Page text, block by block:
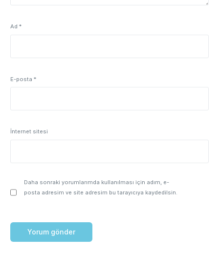
Ad*
E-posta*
İnternet sitesi
Daha sonraki yorumlarımda kullanılması için adım, e-
posta adresim ve site adresim bu tarayıcıya kaydedilsin.